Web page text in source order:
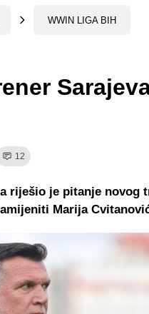
WWIN LIGA BIH
12
riješio je pitanje novog
Marija